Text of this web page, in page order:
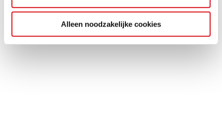
Alleen noodzakelijke cookies